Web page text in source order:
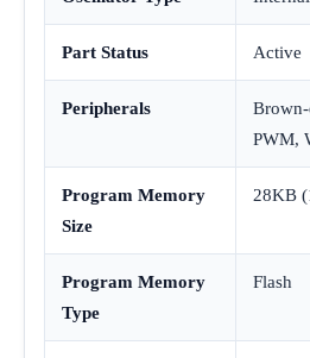
Part Status Active
Peripherals
Brown-
PWM,
Program Memory
Size
28KB
Program Memory
Type
Flash